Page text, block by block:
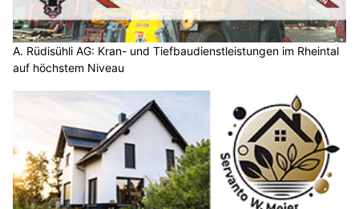
A. Rüdisühli AG: Kran- und Tiefbaudienstleistungen im Rheintal
auf höchstem Niveau